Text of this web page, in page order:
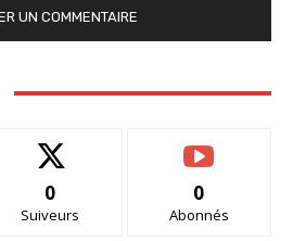
0
Suiveurs
0
Abonnés